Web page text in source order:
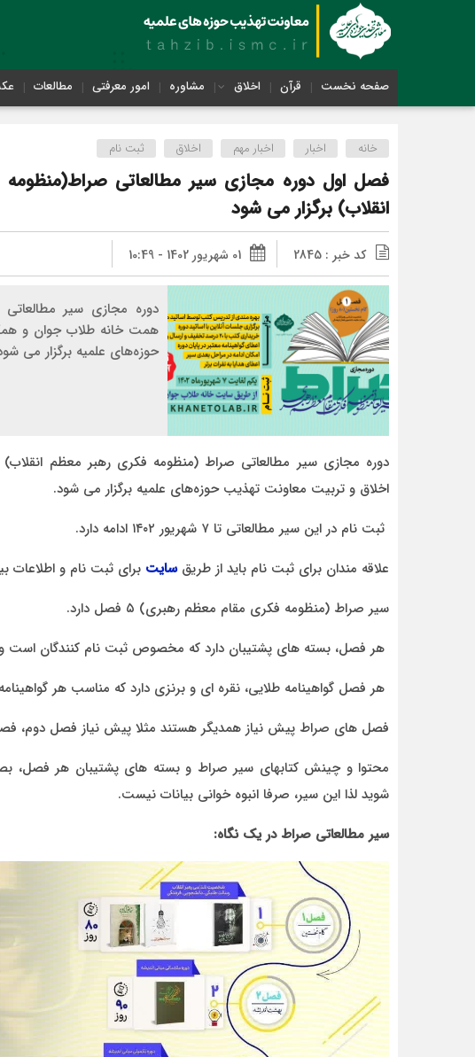
صفحه نخست قرآن اخلاق مشاوره امور معرفتی مطالعات
خانه اخبار اخبار مهم اخلاق ثبت نام
فصل اول دوره مجازی سیر مطالعاتی
انقلاب) برگزار می شود
کد خبر : 2845 01 شهریور 1402 - 10:49
دوره مجازی سیر
همت خانه طلاب جوان و
حوزه‌های علمیه برگزار می
دوره مجازی سیر مطالعاتی صراط (منظومه فکری رهبر معظم
اخلاق و تربیت معاونت تهذیب حوزه‌های علمیه برگزار می شود.
ثبت نام در این سیر مطالعاتی تا ۷ شهریور ۱۴۰۲ ادامه دارد.
علاقه مندان برای ثبت نام باید از طریقسایت برای ثبت نام و اطلاعات
سیر صراط (منظومه فکری مقام معظم رهبری) ۵ فصل دارد.
هر فصل، بسته های پشتیبان دارد که مخصوص ثبت نام کنندگان است و
هر فصل گواهینامه طلایی، نقره ای و برنزی دارد که مناسب هر
فصل های صراط پیش نیاز همدیگر هستند مثلا پیش نیاز فصل دوم،
محتوا و چینش کتابهای سیر صراط و بسته های پشتیبان هر فصل،
شوید لذا این سیر، صرفا انبوه خوانی بیانات نیست.
سیر مطالعاتی صراط در یک نگاه: